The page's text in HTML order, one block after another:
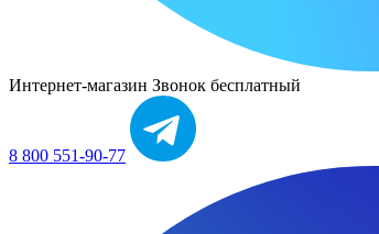
Интернет-магазин Звонок бесплатный
8 800 551-90-77